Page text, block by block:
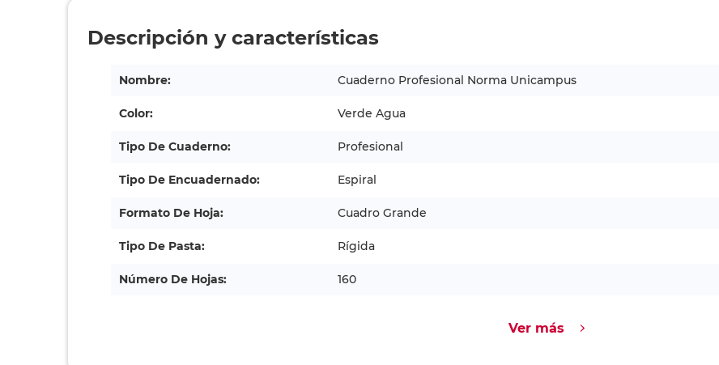
Descripción y características
Nombre: Cuaderno Profesional Norma Unicampus
Color: Verde Agua
Tipo De Cuaderno: Profesional
Tipo De Encuadernado: Espiral
Formato De Hoja: Cuadro Grande
Tipo De Pasta: Rígida
Número De Hojas: 160
Ver más